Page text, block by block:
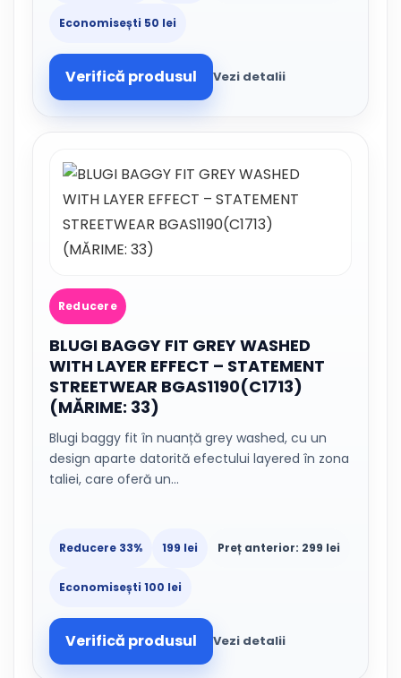
Economisești 50 lei
Verifică produsul Vezi detalii
Reducere
BLUGI BAGGY FIT GREY WASHED
WITH LAYER EFFECT – STATEMENT
STREETWEAR BGAS1190(C1713)
(MĂRIME: 33)
Blugi baggy fit în nuanță grey washed, cu un
design aparte datorită efectului layered în zona
taliei, care oferă un…
Reducere 33% 199 lei Preț anterior: 299 lei
Economisești 100 lei
Verifică produsul Vezi detalii